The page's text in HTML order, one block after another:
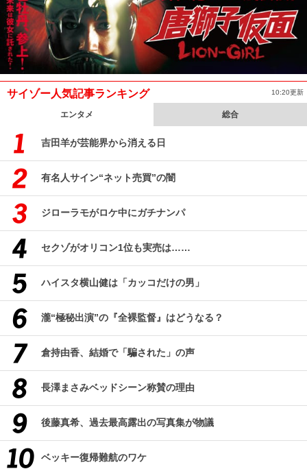
サイゾー人気記事ランキング 10:20更新
エンタメ 総合
吉田羊が芸能界から消える日
有名人サイン“ネット売買”の闇
ジローラモがロケ中にガチナンパ
セクゾがオリコン1位も実売は……
ハイスタ横山健は「カッコだけの男」
瀧“極秘出演”の『全裸監督』はどうなる？
倉持由香、結婚で「騙された」の声
長澤まさみベッドシーン称賛の理由
後藤真希、過去最高露出の写真集が物議
ベッキー復帰難航のワケ